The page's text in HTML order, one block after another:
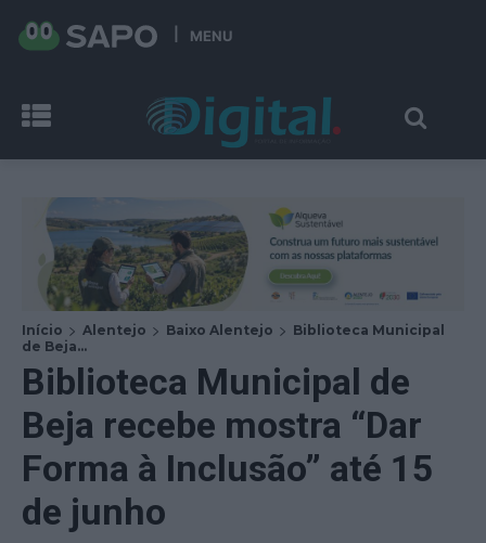
MENU
Início Alentejo Baixo Alentejo
Biblioteca Municipal
de Beja...
Biblioteca Municipal de
Beja recebe mostra “Dar
Forma à Inclusão” até 15
de junho